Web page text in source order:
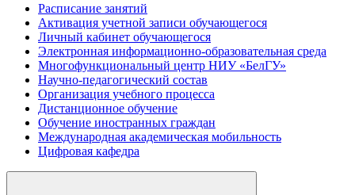
Расписание занятий
Активация учетной записи обучающегося
Личный кабинет обучающегося
Электронная информационно-образовательная среда
Многофункциональный центр НИУ «БелГУ»
Научно-педагогический состав
Организация учебного процесса
Дистанционное обучение
Обучение иностранных граждан
Международная академическая мобильность
Цифровая кафедра